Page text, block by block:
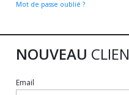
Mot de passe oublié ?
NOUVEAU
Email